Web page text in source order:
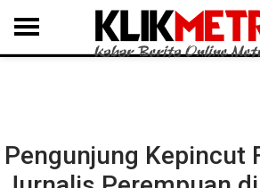
MEDAN LANGKAT DAIRI SAMOSIR
Pengunjung Kepincut